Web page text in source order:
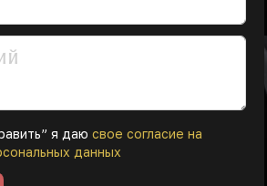
я даю свое согласие на
данных